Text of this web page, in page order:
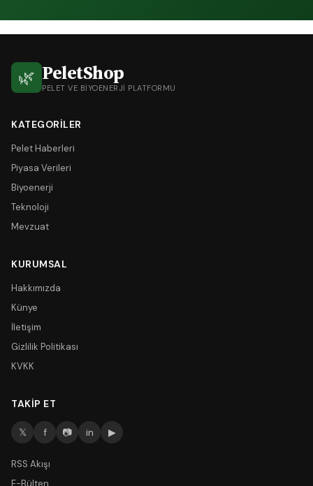
🌿 PeletShop
PELET VE BIYOENERJI PLATFORMU
KATEGORILER
Pelet Haberleri
Piyasa Verileri
Biyoenerji
Teknoloji
Mevzuat
KURUMSAL
Hakkımızda
Künye
İletişim
Gizlilik Politikası
KVKK
TAKIP ET
𝕏 f 📷 in ▶
RSS Akışı
E-Bülten